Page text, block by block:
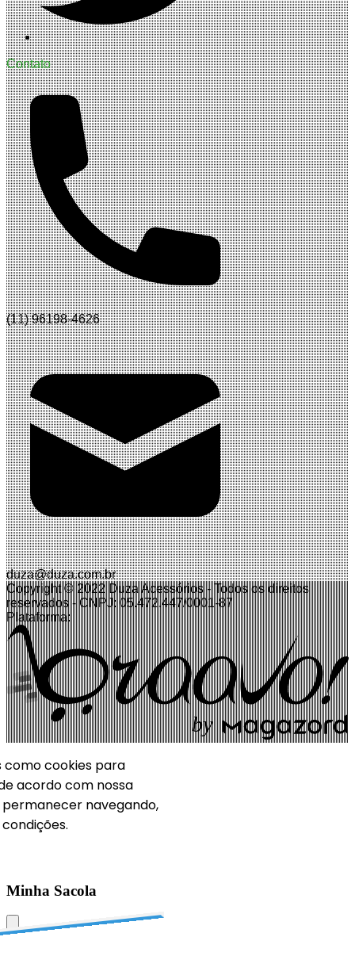
Contato
(11) 96198-4626
duza@duza.com.br
Copyright © 2022 Duza Acessórios - Todos os direitos
reservados - CNPJ: 05.472.447/0001-87
Plataforma:
by
como cookies para
acordo com nossa
permanecer navegando,
Minha Sacola